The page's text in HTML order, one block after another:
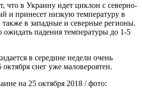
что в Украину идет циклон с северно-
и принесет низкую температуру в
в западные и северные регионы.
падения температуры до 1-5
в середине недели очень
снег уже маловероятен.
на 25 октября 2018 / фото: